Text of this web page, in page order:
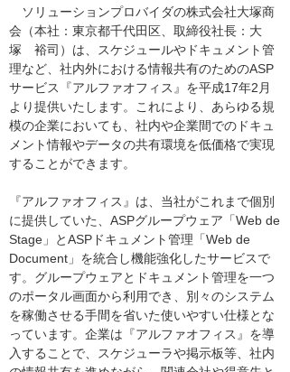
ソリューションプロバイダの株式会社大塚商
会（本社：東京都千代田区、取締役社長：大
塚 裕司）は、スケジュールやドキュメント管
理など、社内外における情報共有のためのASP
サービス『アルファオフィス』を平成17年2月
より提供いたします。これにより、あらゆる規
模の企業においても、社内や企業間でのドキュ
メント情報やデータの共有環境を低価格で実現
することができます。
『アルファオフィス』は、当社がこれまで個別
に提供していた、ASPグループウェア「Web de
Stage」とASPドキュメント管理「Web de
Document」を統合し機能強化したサービスで
す。グループウェアとドキュメント管理を一つ
のポータル画面から利用でき、別々のシステム
を稼働させる手間を省いた使いやすい仕様とな
っています。企業は『アルファオフィス』を導
入することで、スケジューラや掲示板等、社内